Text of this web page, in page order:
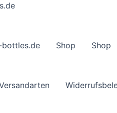
bottles.de Shop Shop